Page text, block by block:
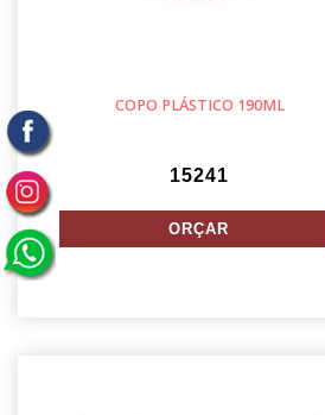
COPO PLÁSTICO 190ML
15241